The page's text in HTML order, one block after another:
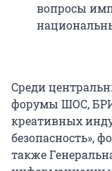
вопросы
Среди
форумы ШОС,
креативных
безопасность»,
также